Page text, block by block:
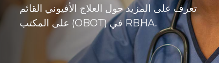
تعرف على المزيد حول العلاج الأفيوني القائم
على المكتب (OBOT) في RBHA.